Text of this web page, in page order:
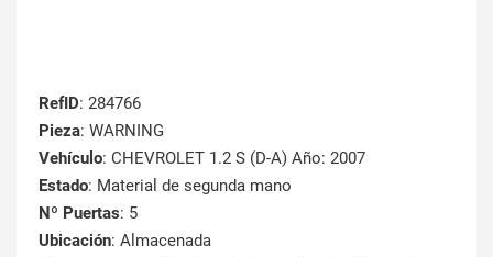
RefID: 284766
Pieza: WARNING
Vehículo: CHEVROLET 1.2 S (D-A) Año: 2007
Estado: Material de segunda mano
Nº Puertas: 5
Ubicación: Almacenada